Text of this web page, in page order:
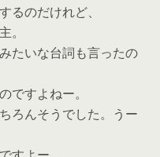
るのだけれど、
。
たいな台詞も言ったの
ですよねー。
ろんそうでした。うー